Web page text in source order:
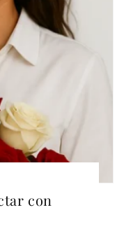
con